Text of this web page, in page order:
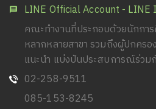
LINE Official Account - LINE
คณะทำงานที่ประกอบด้วยนักกา
หลากหลายสาขา รวมถึงผู้ปกคร
แนะนำ แบ่งปันประสบการณ์ร่วม
02-258-9511
085-153-8245